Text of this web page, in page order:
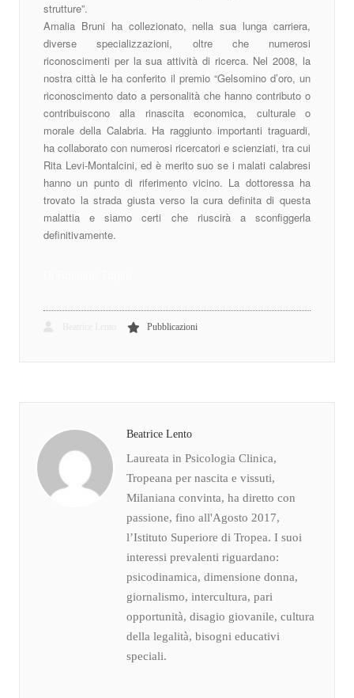
strutture”.
Amalia Bruni ha collezionato, nella sua lunga carriera,
diverse specializzazioni, oltre che numerosi
riconoscimenti per la sua attività di ricerca. Nel 2008, la
nostra città le ha conferito il premio “Gelsomino d’oro, un
riconoscimento dato a personalità che hanno contributo o
contribuiscono alla rinascita economica, culturale o
morale della Calabria. Ha raggiunto importanti traguardi,
ha collaborato con numerosi ricercatori e scienziati, tra cui
Rita Levi-Montalcini, ed è merito suo se i malati calabresi
hanno un punto di riferimento vicino. La dottoressa ha
trovato la strada giusta verso la cura definita di questa
malattia e siamo certi che riuscirà a sconfiggerla
definitivamente.
Pubblicazioni
Beatrice Lento
Laureata in Psicologia Clinica,
Tropeana per nascita e vissuti,
Milaniana convinta, ha diretto con
passione, fino all'Agosto 2017,
l’Istituto Superiore di Tropea. I suoi
interessi prevalenti riguardano:
psicodinamica, dimensione donna,
giornalismo, intercultura, pari
opportunità, disagio giovanile, cultura
della legalità, bisogni educativi
speciali.